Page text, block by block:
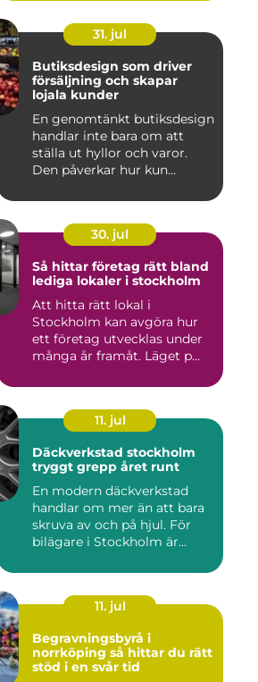
31. jul
Butiksdesign som driver
försäljning och skapar
lojala kunder
En genomtänkt butiksdesign
handlar inte bara om att
ställa ut hyllor och varor.
Den påverkar hur kun...
30. jul
Så hittar företag rätt bland
lediga lokaler i stockholm
Att hitta rätt lokal i
Stockholm kan avgöra hur
ett företag utvecklas under
många år framåt. Läget p...
11. jul
Däckverkstad stockholm
tryggt grepp året runt
En modern däckverkstad
handlar om mer än att bara
skruva av och på hjul. För
bilägare i Stockholm är...
11. jul
Begravningsbyrå i
norrköping så hittar du rätt
stöd i en svår tid